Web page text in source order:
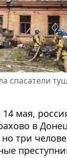
спасатели
14 мая,
в
три